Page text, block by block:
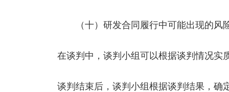
（十）研发合同履行中可能出现的风
在谈判中，谈判小组可以根据谈判情况实
谈判结束后，谈判小组根据谈判结果，确